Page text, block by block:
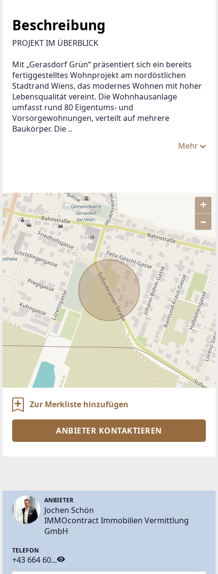
Beschreibung
PROJEKT IM ÜBERBLICK
Mit „Gerasdorf Grün“ präsentiert sich ein bereits
fertiggestelltes Wohnprojekt am nordöstlichen
Stadtrand Wiens, das modernes Wohnen mit hoher
Lebensqualität vereint. Die Wohnhausanlage
umfasst rund 80 Eigentums- und
Vorsorgewohnungen, verteilt auf mehrere
Baukörper. Die ..
Mehr
+
–
ANBIETER KONTAKTIEREN
Zur Merkliste hinzufügen
ANBIETER KONTAKTIEREN
ANBIETER
Jochen Schön
IMMOcontract Immobilien Vermittlung
GmbH
TELEFON
+43 664 60...